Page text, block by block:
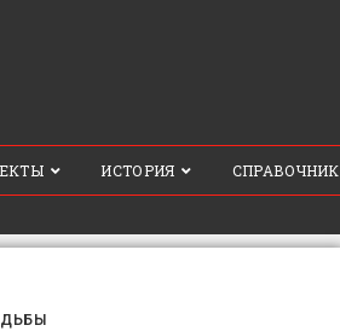
ИСТОРИЯ СПРАВОЧНИК